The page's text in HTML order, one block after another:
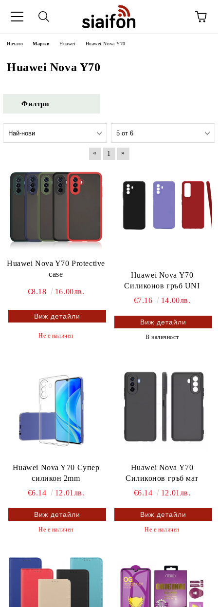
Начало Марки Huawei Huawei Nova Y70
Huawei Nova Y70
Филтри
« 1 »
Huawei Nova Y70 Protective
case
€8.18 16.00лв.
Виж детайли
Не е наличен
Huawei Nova Y70
Силиконов гръб UNI
€7.16
14.00лв.
Виж детайли
В наличност
Huawei Nova Y70 Супер
силикон 2mm
€6.14
12.01лв.
Виж детайли
Не е наличен
Huawei Nova Y70
Силиконов гръб мат
€6.14
12.01лв.
Виж детайли
Не е наличен